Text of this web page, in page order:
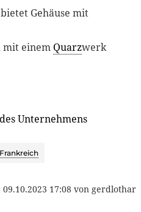
Gehäuse mit
mit einem Quarzwerk
Unternehmens
09.10.2023 17:08 von gerdlothar